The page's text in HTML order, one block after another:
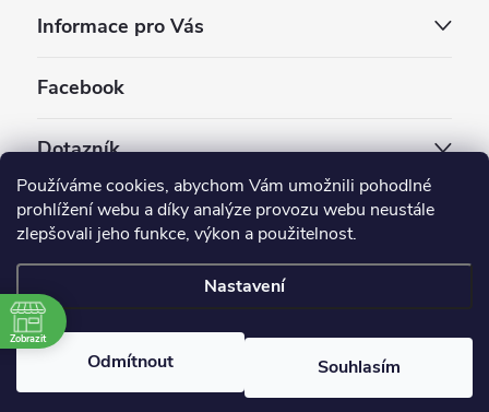
Používáme cookies, abychom Vám umožnili pohodlné
prohlížení webu a díky analýze provozu webu neustále
zlepšovali jeho funkce, výkon a použitelnost.
Nastavení
Odmítnout Souhlasím
Informace pro Vás
Facebook
Dotazník
Jaký styl vapování vám vyhovuje ?
Copyright 2026
Upravit nastavení cookies
Zobrazit